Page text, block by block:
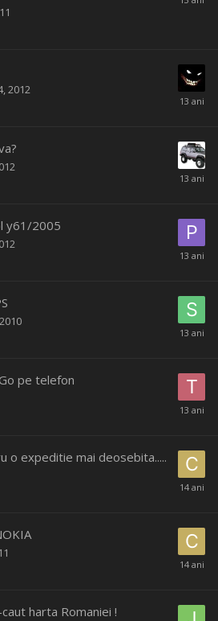
2012
y61/2005
pe telefon
o expeditie mai deosebita.....
harta Romaniei !